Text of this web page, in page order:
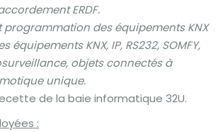
ERDF.
programmation des équipements KNX
équipements KNX, IP, RS232, SOMFY,
objets connectés à
unique.
de la baie informatique 32U.
: